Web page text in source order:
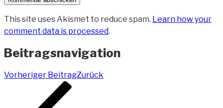
This site uses Akismet to reduce spam. Learn how your
comment data is processed.
Beitragsnavigation
Vorheriger BeitragZurück